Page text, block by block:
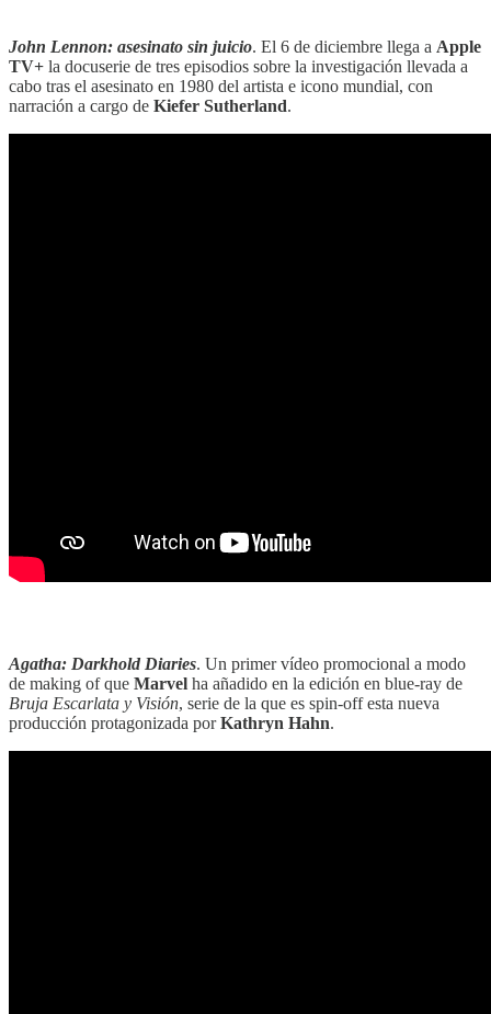
John Lennon: asesinato sin juicio. El 6 de diciembre llega a Apple
TV+ la docuserie de tres episodios sobre la investigación llevada a
cabo tras el asesinato en 1980 del artista e icono mundial, con
narración a cargo de Kiefer Sutherland.
Agatha: Darkhold Diaries. Un primer vídeo promocional a modo
de making of que Marvel ha añadido en la edición en blue-ray de
Bruja Escarlata y Visión, serie de la que es spin-off esta nueva
producción protagonizada porKathryn Hahn.